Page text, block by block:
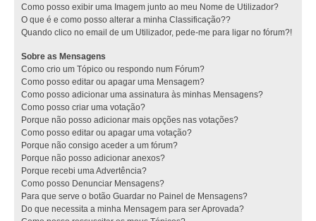
Como posso exibir uma Imagem junto ao meu Nome de Utilizador?
O que é e como posso alterar a minha Classificação??
Quando clico no email de um Utilizador, pede-me para ligar no fórum?!
Sobre as Mensagens
Como crio um Tópico ou respondo num Fórum?
Como posso editar ou apagar uma Mensagem?
Como posso adicionar uma assinatura às minhas Mensagens?
Como posso criar uma votação?
Porque não posso adicionar mais opções nas votações?
Como posso editar ou apagar uma votação?
Porque não consigo aceder a um fórum?
Porque não posso adicionar anexos?
Porque recebi uma Advertência?
Como posso Denunciar Mensagens?
Para que serve o botão Guardar no Painel de Mensagens?
Do que necessita a minha Mensagem para ser Aprovada?